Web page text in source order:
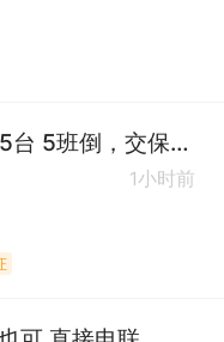
袜子挡车工 310元/班，12-15台 5班倒，交保险。年终奖一万
1小时前